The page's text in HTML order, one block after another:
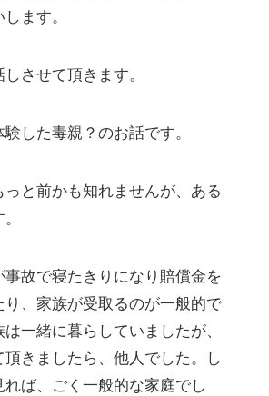
ます。
させて頂きます。
した毒親？のお話です。
っと前かも知れませんが、ある
事故で寝たきりになり賠償金を
り、家族が受取るのが一般的で
一緒に暮らしていましたが、
頂きましたら、他人でした。し
れば、ごく一般的な家庭でし